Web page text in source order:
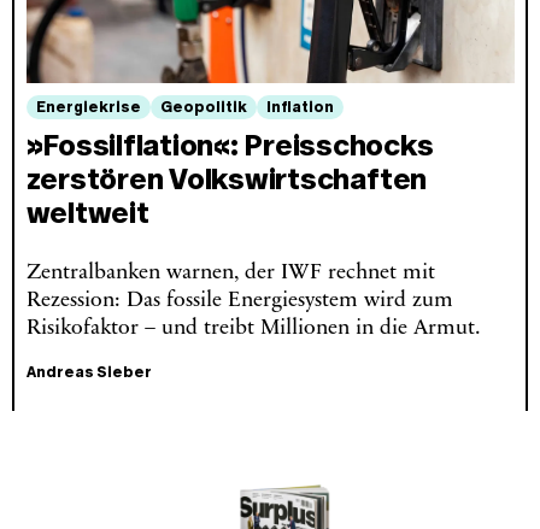
Energiekrise Geopolitik Inflation
»Fossilflation«: Preisschocks
zerstören Volkswirtschaften
weltweit
Zentralbanken warnen, der IWF rechnet mit
Rezession: Das fossile Energiesystem wird zum
Risikofaktor – und treibt Millionen in die Armut.
Andreas Sieber